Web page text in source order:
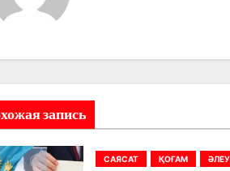
запись
САЯСАТ ҚОҒАМ